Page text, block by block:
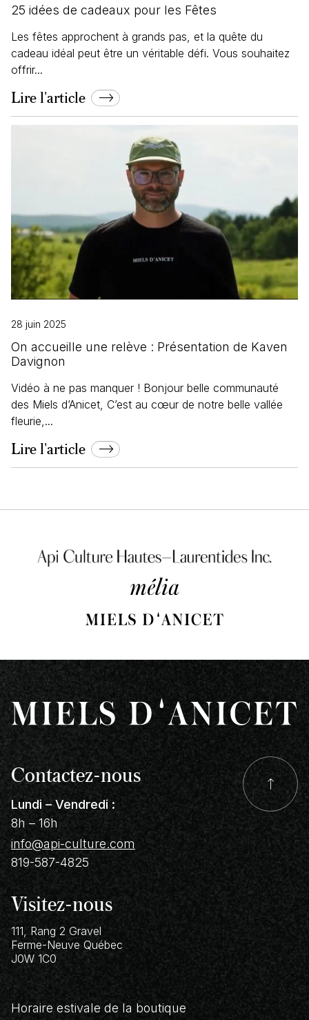
25 idées de cadeaux pour les Fêtes
Les fêtes approchent à grands pas, et la quête du
cadeau idéal peut être un véritable défi. Vous souhaitez
offrir...
Lire l'article
28 juin 2025
On accueille une relève : Présentation de Kaven
Davignon
Vidéo à ne pas manquer ! Bonjour belle communauté
des Miels d’Anicet, C’est au cœur de notre belle vallée
fleurie,...
Lire l'article
Contactez-nous
Lundi – Vendredi :
8h – 16h
info@api-culture.com
819-587-4825
Visitez-nous
111, Rang 2 Gravel
Ferme-Neuve Québec
J0W 1C0
Horaire estivale de la boutique